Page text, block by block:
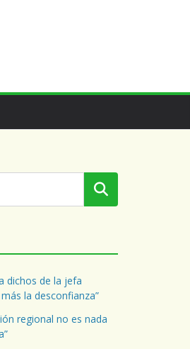
Buscar
dichos de la jefa
la desconfianza”
regional no es nada